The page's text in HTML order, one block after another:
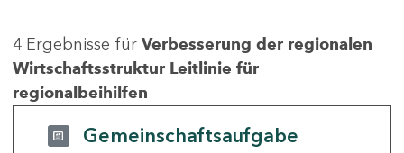
4 Ergebnisse für Verbesserung der regionalen
Wirtschaftsstruktur Leitlinie für
regionalbeihilfen
Gemeinschaftsaufgabe